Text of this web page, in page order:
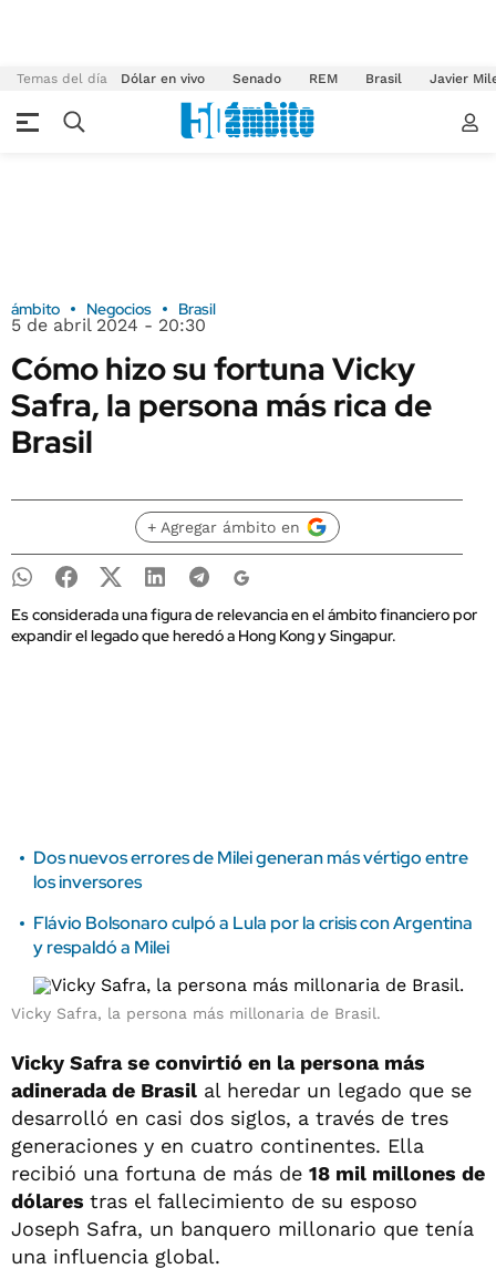
Temas del día Dólar en vivo Senado REM Brasil Javier
ámbito Negocios Brasil
5 de abril 2024 - 20:30
Cómo hizo su fortuna Vicky
Safra, la persona más rica de
Brasil
+ Agregar ámbito en
Es considerada una figura de relevancia en el ámbito financiero por
expandir el legado que heredó a Hong Kong y Singapur.
Dos nuevos errores de Milei generan más vértigo entre
los inversores
Flávio Bolsonaro culpó a Lula por la crisis con Argentina
y respaldó a Milei
Vicky Safra, la persona más millonaria de Brasil.
Vicky Safra se convirtió en la persona más
adinerada de Brasil al heredar un legado que se
desarrolló en casi dos siglos, a través de tres
generaciones y en cuatro continentes. Ella
recibió una fortuna de más de 18 mil millones de
dólares tras el fallecimiento de su esposo
Joseph Safra, un banquero millonario que tenía
una influencia global.